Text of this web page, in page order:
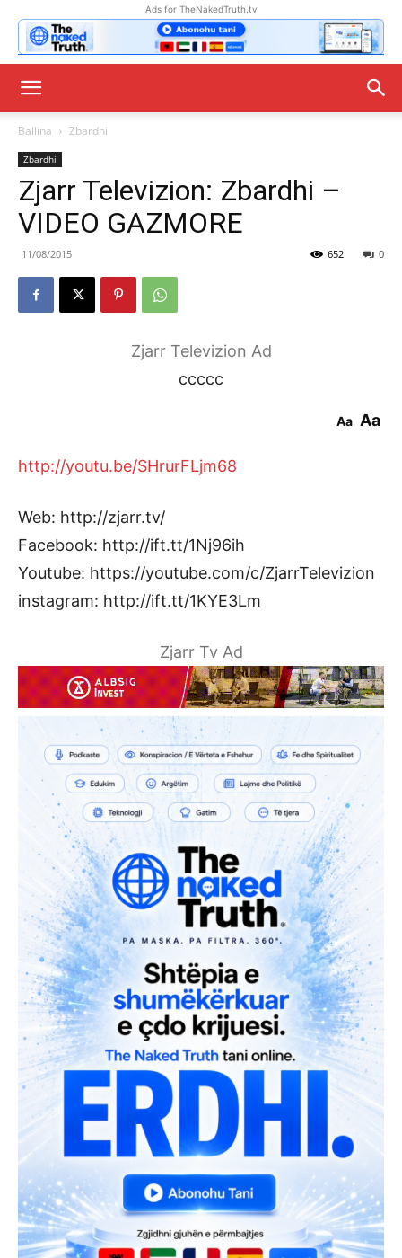
Ads for TheNakedTruth.tv
Ballina Zbardhi
Zbardhi
Zjarr Televizion: Zbardhi –
VIDEO GAZMORE
11/08/2015 0
652
Zjarr Televizion Ad
ccccc
Aa Aa
http://youtu.be/SHrurFLjm68
Web: http://zjarr.tv/
Facebook: http://ift.tt/1Nj96ih
Youtube: https://youtube.com/c/ZjarrTelevizion
instagram: http://ift.tt/1KYE3Lm
Zjarr Tv Ad